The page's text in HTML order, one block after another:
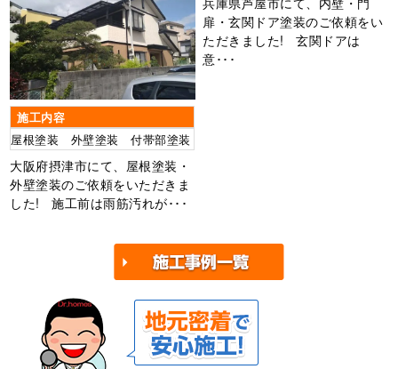
扉・玄関ドア塗装のご依頼をい
ただきました! 玄関ドアは
意･･･
施工内容
屋根塗装 外壁塗装 付帯部塗装
大阪府摂津市にて、屋根塗装・
外壁塗装のご依頼をいただきま
した! 施工前は雨筋汚れが･･･